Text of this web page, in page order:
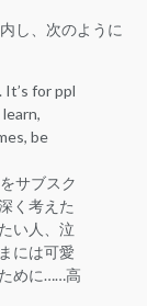
し、次のように
It’s for ppl
be
サブスク
く考えた
い人、泣
には可愛
めに……高